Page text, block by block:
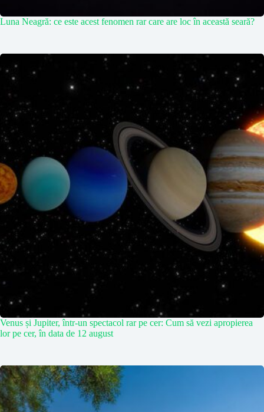
Luna Neagră: ce este acest fenomen rar care are loc în această seară?
Venus și Jupiter, într-un spectacol rar pe cer: Cum să vezi apropierea
lor pe cer, în data de 12 august